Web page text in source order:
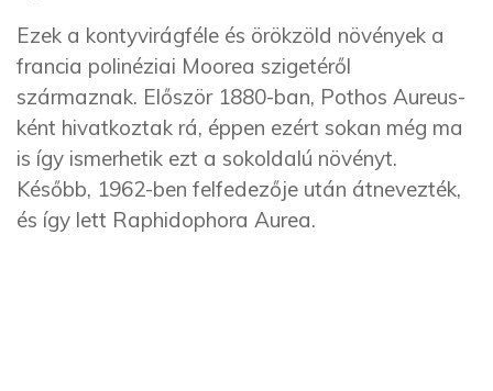
Ezek a kontyvirágféle és örökzöld növények a
francia polinéziai Moorea szigetéről
származnak. Először 1880-ban, Pothos Aureus-
ként hivatkoztak rá, éppen ezért sokan még ma
is így ismerhetik ezt a sokoldalú növényt.
Később, 1962-ben felfedezője után átnevezték,
és így lett Raphidophora Aurea.